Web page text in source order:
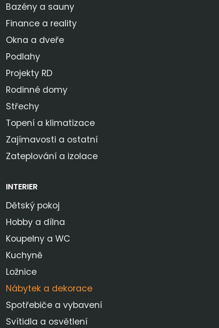
Bazény a sauny
Finance a reality
Okna a dveře
Podlahy
Projekty RD
Rodinné domy
Střechy
Topení a klimatizace
Zajímavosti a ostatní
Zateplování a izolace
INTERIER
Dětský pokoj
Hobby a dílna
Koupelny a WC
Kuchyně
Ložnice
Nábytek a dekorace
Spotřebiče a vybavení
Svítidla a osvětlení